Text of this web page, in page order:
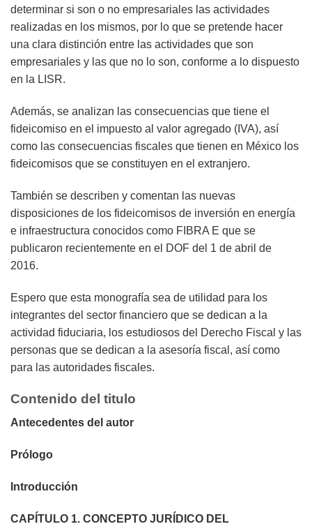
determinar si son o no empresariales las actividades
realizadas en los mismos, por lo que se pretende hacer
una clara distinción entre las actividades que son
empresariales y las que no lo son, conforme a lo dispuesto
en la LISR.
Además, se analizan las consecuencias que tiene el
fideicomiso en el impuesto al valor agregado (IVA), así
como las consecuencias fiscales que tienen en México los
fideicomisos que se constituyen en el extranjero.
También se describen y comentan las nuevas
disposiciones de los fideicomisos de inversión en energía
e infraestructura conocidos como FIBRA E que se
publicaron recientemente en el DOF del 1 de abril de
2016.
Espero que esta monografía sea de utilidad para los
integrantes del sector financiero que se dedican a la
actividad fiduciaria, los estudiosos del Derecho Fiscal y las
personas que se dedican a la asesoría fiscal, así como
para las autoridades fiscales.
Contenido del titulo
Antecedentes del autor
Prólogo
Introducción
CAPÍTULO 1. CONCEPTO JURÍDICO DEL